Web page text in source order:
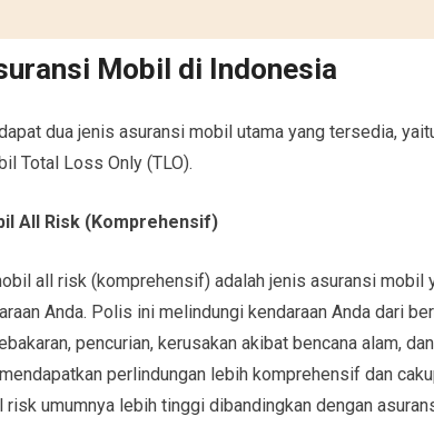
Mobil di Indonesia
dua jenis asuransi mobil utama yang tersedia,
Total Loss Only (TLO).
All Risk (Komprehensif)
all risk (komprehensif) adalah jenis asuransi mobil
Anda. Polis ini melindungi kendaraan Anda dari
pencurian, kerusakan akibat bencana alam,
perlindungan lebih komprehensif dan
risk umumnya lebih tinggi dibandingkan dengan